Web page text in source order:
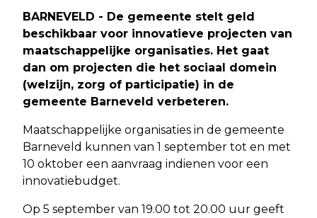
BARNEVELD - De gemeente stelt geld
beschikbaar voor innovatieve projecten van
maatschappelijke organisaties. Het gaat
dan om projecten die het sociaal domein
(welzijn, zorg of participatie) in de
gemeente Barneveld verbeteren.
Maatschappelijke organisaties in de gemeente
Barneveld kunnen van 1 september tot en met
10 oktober een aanvraag indienen voor een
innovatiebudget.
Op 5 september van 19.00 tot 20.00 uur geeft